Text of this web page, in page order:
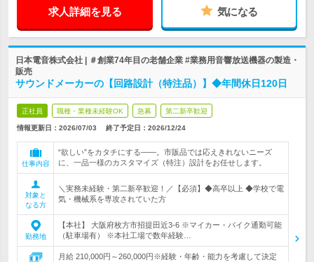
求人詳細を見る 気になる
日本電音株式会社 | ＃創業74年目の老舗企業 #業務用音響放送機器の製造・
販売
サウンドメーカーの【回路設計（特注品）】◆年間休日120日
正社員 職種・業種未経験OK 急募 第二新卒歓迎
情報更新日：2026/07/03 終了予定日： 2026/12/24
仕事内容
“欲しい”をカタチにする――。市販品では応えきれないニーズ
に、一品一様のカスタマイズ（特注）設計をお任せします。
対象と
なる方
＼実務未経験・第二新卒歓迎！／【必須】◆高卒以上 ◆学校で電
気・機械系を専攻されていた方
勤務地
【本社】 大阪府枚方市招提田近3-6 ※マイカー・バイク通勤可能
（駐車場有） ※本社工場で数年経験…
月給 210,000円～260,000円※経験・年齢・能力を考慮して決定